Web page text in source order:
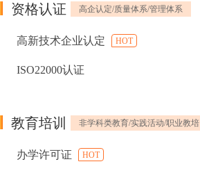
资格认证 高企认定/质量体系/管理体系
高新技术企业认定 HOT
ISO22000认证
教育培训 非学科类教育/实践活动/职业教培
办学许可证 HOT